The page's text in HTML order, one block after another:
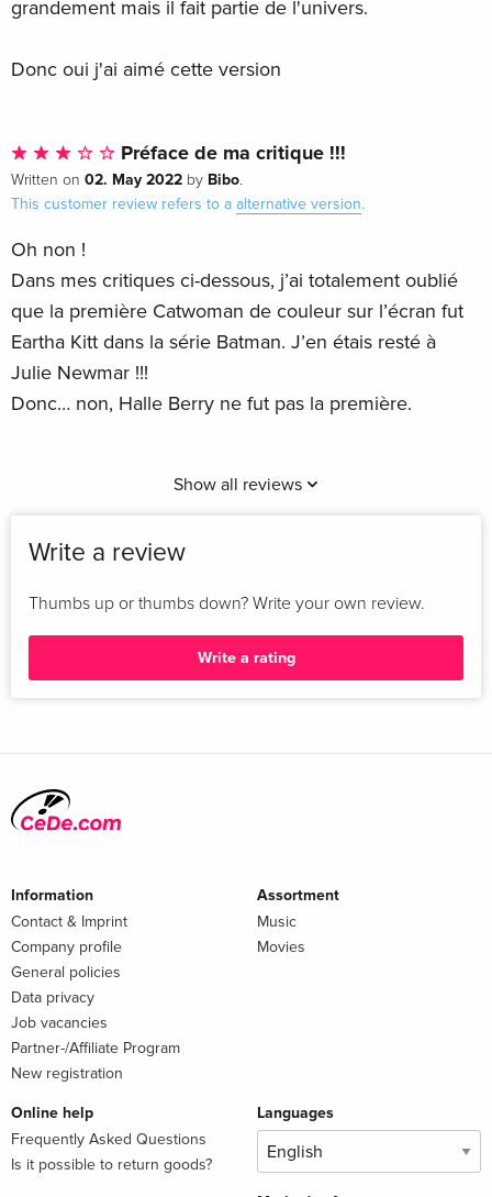
grandement mais il fait partie de l'univers.
Donc oui j'ai aimé cette version
Préface de ma critique !!!
Written on 02. May 2022 by Bibo.
This customer review refers to a alternative version.
Oh non !
Dans mes critiques ci-dessous, j’ai totalement oublié
que la première Catwoman de couleur sur l’écran fut
Eartha Kitt dans la série Batman. J’en étais resté à
Julie Newmar !!!
Donc… non, Halle Berry ne fut pas la première.
Show all reviews
Write a review
Thumbs up or thumbs down? Write your own review.
Write a rating
Information
Contact & Imprint
Company profile
General policies
Data privacy
Job vacancies
Partner-/Affiliate Program
New registration
Assortment
Music
Movies
Online help
Frequently Asked Questions
Is it possible to return goods?
Languages